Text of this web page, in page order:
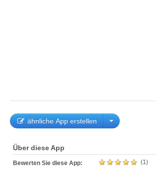
ähnliche App erstellen
Über diese App
Bewerten Sie diese App: (1)